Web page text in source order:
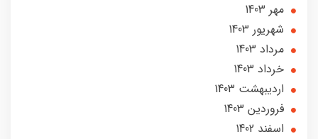
مهر 1403
شهریور 1403
مرداد 1403
خرداد 1403
ارديبهشت 1403
فروردین 1403
اسفند 1402